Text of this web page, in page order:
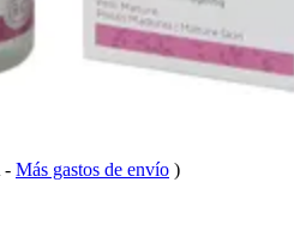
- Más gastos de envío )